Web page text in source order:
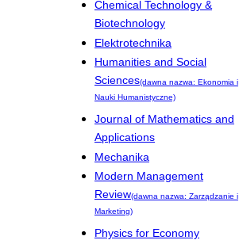
Chemical Technology &
Biotechnology
Elektrotechnika
Humanities and Social
Sciences(dawna nazwa: Ekonomia i
Nauki Humanistyczne)
Journal of Mathematics and
Applications
Mechanika
Modern Management
Review(dawna nazwa: Zarządzanie i
Marketing)
Physics for Economy